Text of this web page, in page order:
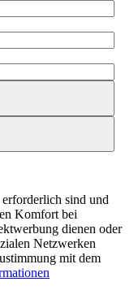
sind und
Komfort bei
dienen oder
Netzwerken
mit dem